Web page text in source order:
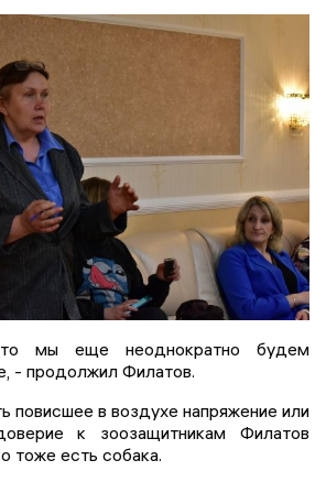
мы еще неоднократно будем
- продолжил Филатов.
повисшее в воздухе напряжение или
к зоозащитникам Филатов
тоже есть собака.